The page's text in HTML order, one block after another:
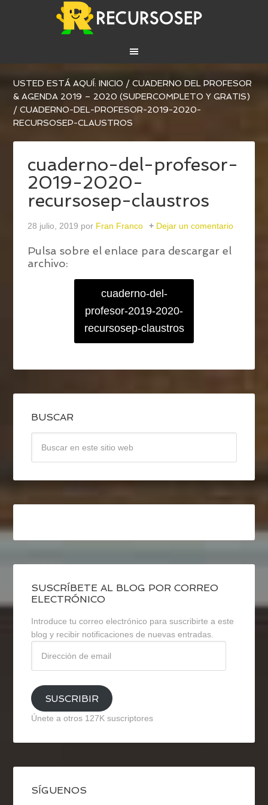
USTED ESTÁ AQUÍ:INICIO / CUADERNO DEL PROFESOR
& AGENDA 2019 – 2020 (SUPERCOMPLETO Y GRATIS)
/ CUADERNO-DEL-PROFESOR-2019-2020-
RECURSOSEP-CLAUSTROS
cuaderno-del-profesor-
2019-2020-
recursosep-claustros
28 julio, 2019 por Fran Franco Dejar un comentario
Pulsa sobre el enlace para descargar el
archivo:
cuaderno-del-
profesor-2019-2020-
recursosep-claustros
BUSCAR
SUSCRÍBETE AL BLOG POR CORREO
ELECTRÓNICO
Introduce tu correo electrónico para suscribirte a este
blog y recibir notificaciones de nuevas entradas.
email
SUSCRIBIR
Únete a otros 127K suscriptores
SÍGUENOS